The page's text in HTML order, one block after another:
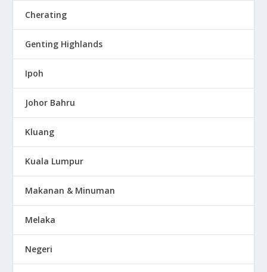
Cherating
Genting Highlands
Ipoh
Johor Bahru
Kluang
Kuala Lumpur
Makanan & Minuman
Melaka
Negeri